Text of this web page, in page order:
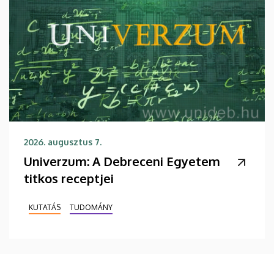
2026. augusztus 7.
Univerzum: A Debreceni Egyetem
titkos receptjei
KUTATÁS TUDOMÁNY